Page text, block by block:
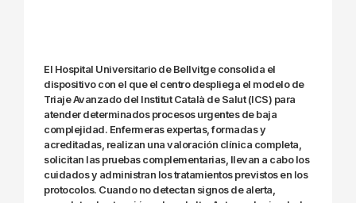
El Hospital Universitario de Bellvitge consolida el
dispositivo con el que el centro despliega el modelo de
Triaje Avanzado del Institut Català de Salut (ICS) para
atender determinados procesos urgentes de baja
complejidad. Enfermeras expertas, formadas y
acreditadas, realizan una valoración clínica completa,
solicitan las pruebas complementarias, llevan a cabo los
cuidados y administran los tratamientos previstos en los
protocolos. Cuando no detectan signos de alerta,